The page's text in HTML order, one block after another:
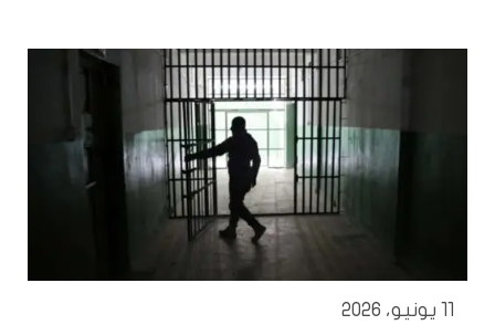
11 يونيو، 2026